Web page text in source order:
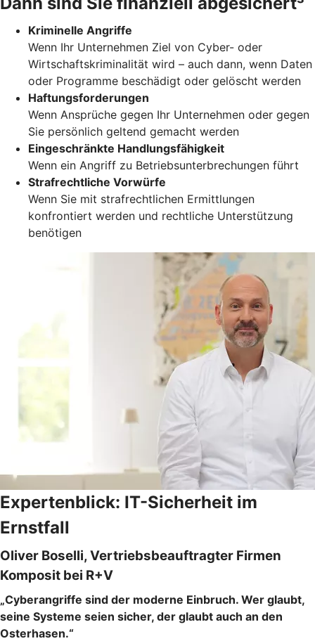
Kriminelle Angriffe
Wenn Ihr Unternehmen Ziel von Cyber- oder
Wirtschaftskriminalität wird – auch dann, wenn Daten
oder Programme beschädigt oder gelöscht werden
Haftungsforderungen
Wenn Ansprüche gegen Ihr Unternehmen oder gegen
Sie persönlich geltend gemacht werden
Eingeschränkte Handlungsfähigkeit
Wenn ein Angriff zu Betriebsunterbrechungen führt
Strafrechtliche Vorwürfe
Wenn Sie mit strafrechtlichen Ermittlungen
konfrontiert werden und rechtliche Unterstützung
benötigen
Expertenblick: IT-Sicherheit im
Ernstfall
Oliver Boselli, Vertriebsbeauftragter Firmen
Komposit bei R+V
„Cyberangriffe sind der moderne Einbruch. Wer glaubt,
seine Systeme seien sicher, der glaubt auch an den
Osterhasen.“